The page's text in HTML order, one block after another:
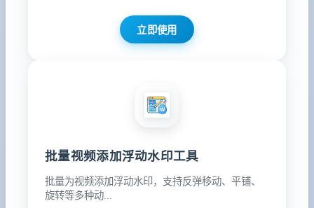
立即使用
批量视频添加浮动水印工具
批量为视频添加浮动水印，支持反弹移动、平铺、
旋转等多种动...